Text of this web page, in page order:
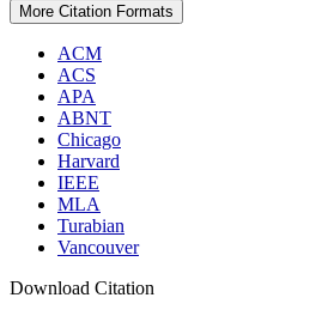
More Citation Formats
ACM
ACS
APA
ABNT
Chicago
Harvard
IEEE
MLA
Turabian
Vancouver
Download Citation